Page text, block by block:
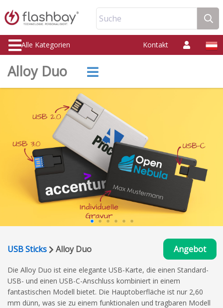
Suche
Alle Kategorien Kontakt
Alloy Duo
USB Sticks Alloy Duo Angebot
Die Alloy Duo ist eine elegante USB-Karte, die einen Standard-
USB- und einen USB-C-Anschluss kombiniert in einem
fantastischen Modell bietet. Die Hauptoberfläche ist nur 2,60
mm dünn, was sie zu einem funktionalen und tragbaren Modell